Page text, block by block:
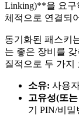
Linking)**을 요구
체적으로 연결되
동기화된 패스키
는 좋은 장비를
질적으로 두 가지
소유: 사용
고유성(또
기 PIN/비